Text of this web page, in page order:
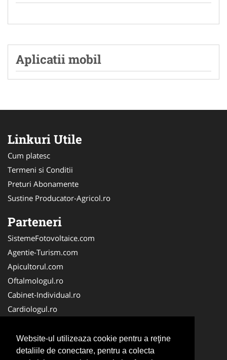
Website-ul utilizeaza cookie pentru a reţine
detaliile de conectare, pentru a colecta
Aplicatii mobil
Linkuri Utile
Cum platesc
Termeni si Conditii
Preturi Abonamente
Sustine Producator-Agricol.ro
Parteneri
SistemeFotovoltaice.com
Agentie-Turism.com
Apicultorul.com
Oftalmologul.ro
Cabinet-Individual.ro
Cardiologul.ro
CramaVinuri.ro
Centru-Copiere.ro